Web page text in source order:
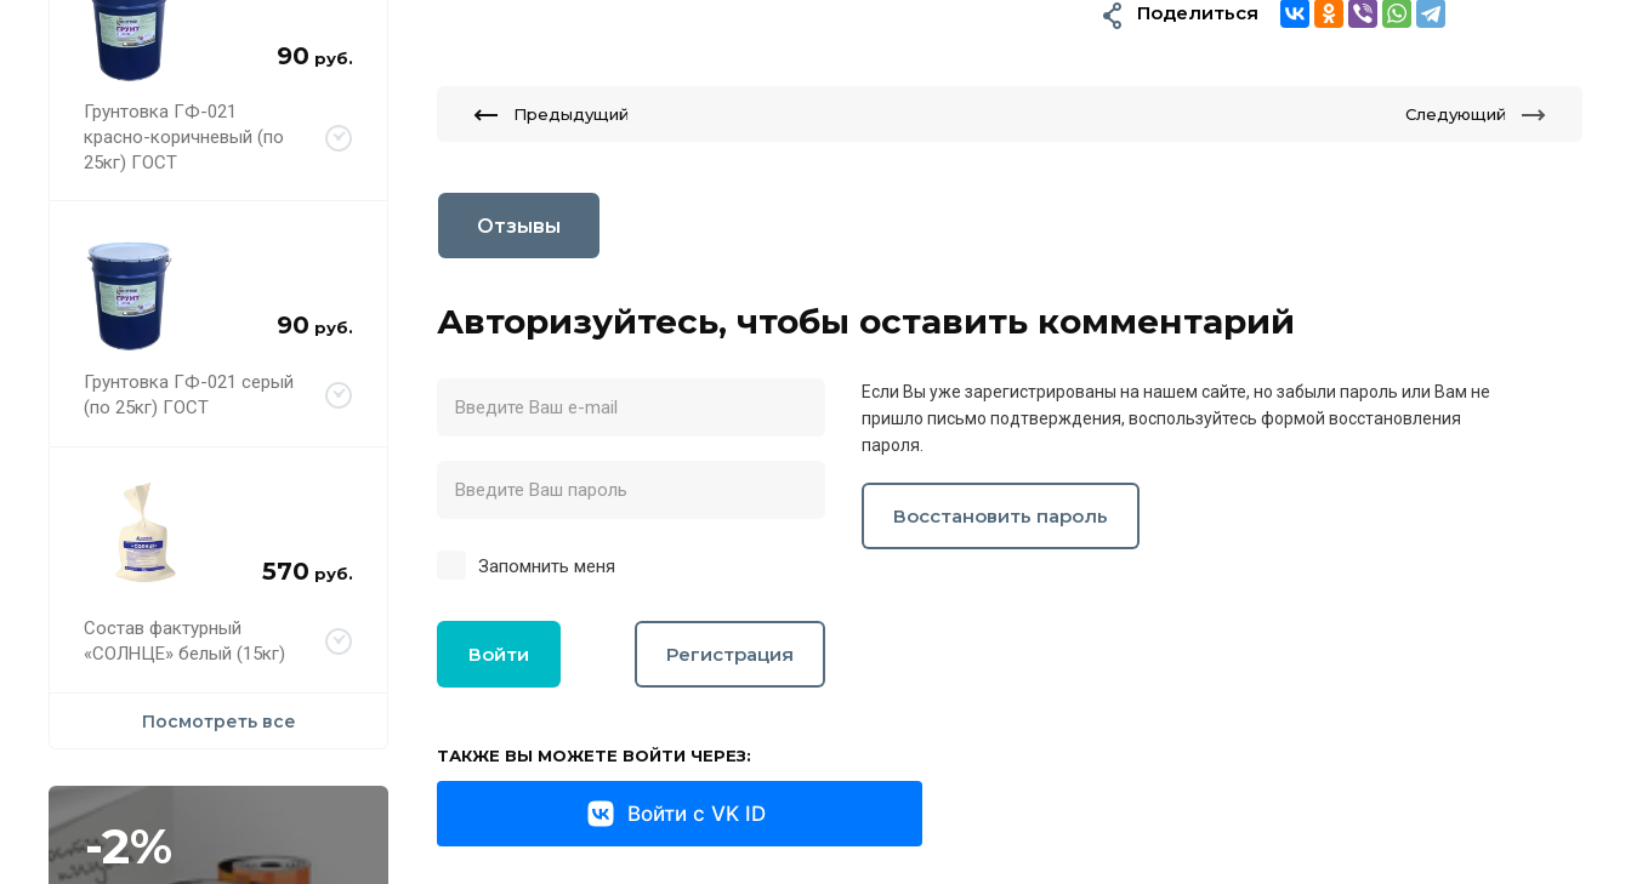
90 руб.
Грунтовка ГФ-021
красно-коричневый (по
25кг) ГОСТ
90 руб.
Грунтовка ГФ-021 серый
(по 25кг) ГОСТ
570 руб.
Состав фактурный
«СОЛНЦЕ» белый (15кг)
Посмотреть все
-2%
Поделиться
Предыдущий Следующий
Отзывы
Авторизуйтесь, чтобы оставить комментарий
Запомнить меня
Войти Регистрация
Если Вы уже зарегистрированы на нашем сайте, но забыли пароль или Вам не
пришло письмо подтверждения, воспользуйтесь формой восстановления
пароля.
Восстановить пароль
ТАКЖЕ ВЫ МОЖЕТЕ ВОЙТИ ЧЕРЕЗ:
Войти с VK ID